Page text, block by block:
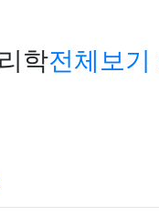
학전체보기